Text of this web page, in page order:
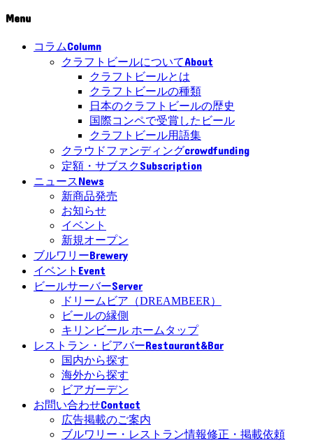
Menu
コラムColumn
クラフトビールについてAbout
クラフトビールとは
クラフトビールの種類
日本のクラフトビールの歴史
国際コンペで受賞したビール
クラフトビール用語集
クラウドファンディングcrowdfunding
定額・サブスクSubscription
ニュースNews
新商品発売
お知らせ
イベント
新規オープン
ブルワリーBrewery
イベント Event
ビールサーバーServer
ドリームビア（DREAMBEER）
ビールの縁側
キリンビール ホームタップ
レストラン・ビアバーRestaurant&Bar
国内から探す
海外から探す
ビアガーデン
お問い合わせContact
広告掲載のご案内
ブルワリー・レストラン情報修正・掲載依頼